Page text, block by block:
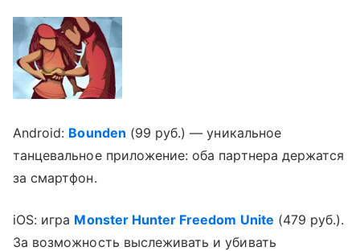
Android: Bounden (99 руб.) — уникальное
танцевальное приложение: оба партнера держатся
за смартфон.
iOS: игра Monster Hunter Freedom Unite (479 руб.).
За возможность выслеживать и убивать